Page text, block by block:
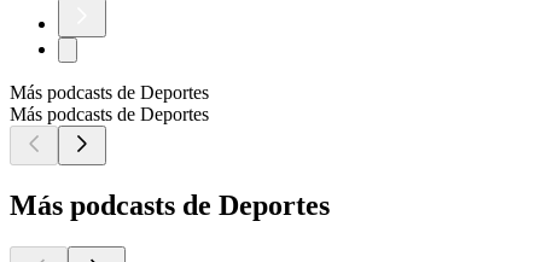
Más podcasts de Deportes
Más podcasts de Deportes
Más podcasts de Deportes